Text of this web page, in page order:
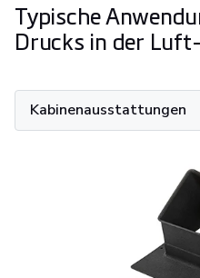
Typische
Drucks in der
Kabinenausstattungen